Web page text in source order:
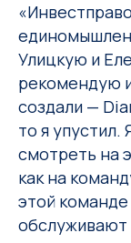
Улицкую и
рекомендую
создали —
то я упустил.
смотреть на
как на
этой команде
обслуживают